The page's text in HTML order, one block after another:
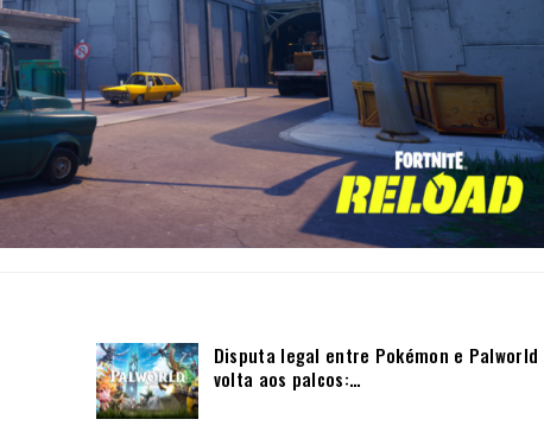
Disputa legal entre Pokémon e Palworld
volta aos palcos:…